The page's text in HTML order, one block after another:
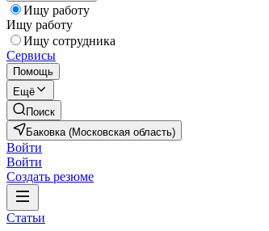
Ищу работу
Ищу работу
Ищу сотрудника
Сервисы
Помощь
Ещё
Поиск
Баковка (Московская область)
Войти
Войти
Создать резюме
Статьи